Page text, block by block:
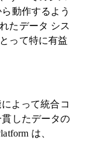
動作するよう
たデータ シス
って特に有益
よって統合コ
したデータの
は、